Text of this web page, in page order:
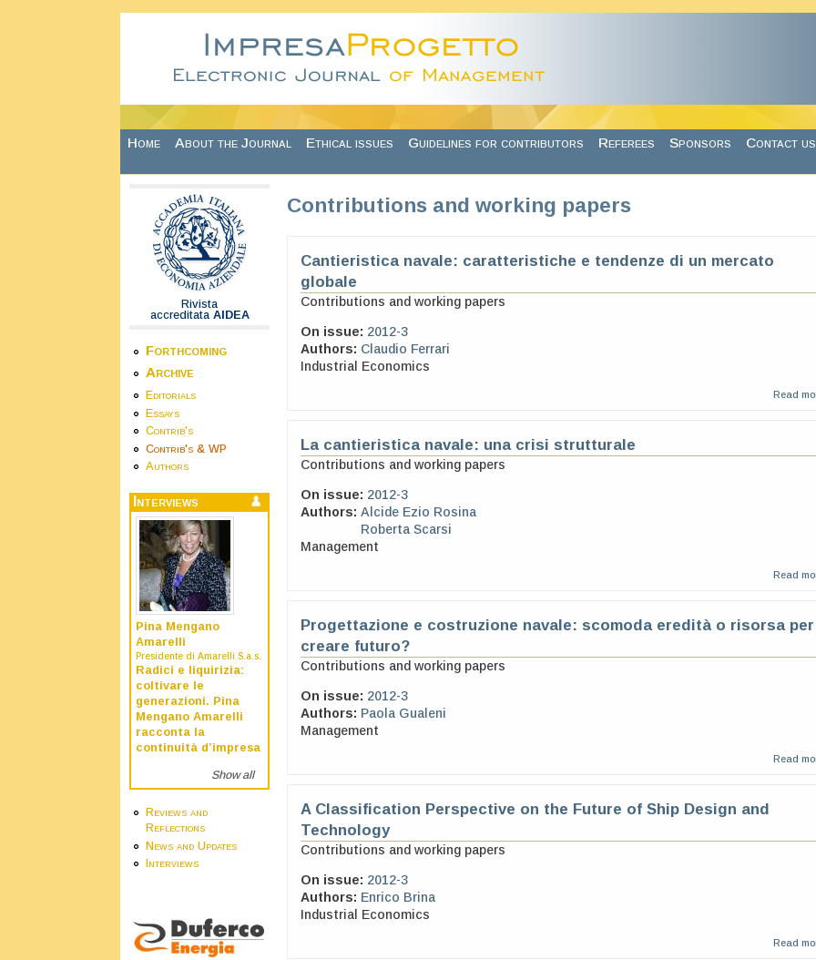
Home About the Journal Ethical issues Guidelines for contributors Referees Sponsors Contact us
Rivista
accreditata AIDEA
Forthcoming
Archive
Editorials
Essays
Contrib's
Contrib's & WP
Authors
Interviews
Pina Mengano
Amarelli
Presidente di Amarelli S.a.s.
Radici e liquirizia:
coltivare le
generazioni. Pina
Mengano Amarelli
racconta la
continuità d’impresa
Show all
Reviews and
Reflections
News and Updates
Interviews
Contributions and working papers
Cantieristica navale: caratteristiche e tendenze di un mercato
globale
Contributions and working papers
On issue: 2012-3
Authors: Claudio Ferrari
Industrial Economics
Read
La cantieristica navale: una crisi strutturale
Contributions and working papers
On issue: 2012-3
Authors: Alcide Ezio Rosina
Roberta Scarsi
Management
Read
Progettazione e costruzione navale: scomoda eredità o risorsa per
creare futuro?
Contributions and working papers
On issue: 2012-3
Authors: Paola Gualeni
Management
Read
A Classification Perspective on the Future of Ship Design and
Technology
Contributions and working papers
On issue: 2012-3
Authors: Enrico Brina
Industrial Economics
Read